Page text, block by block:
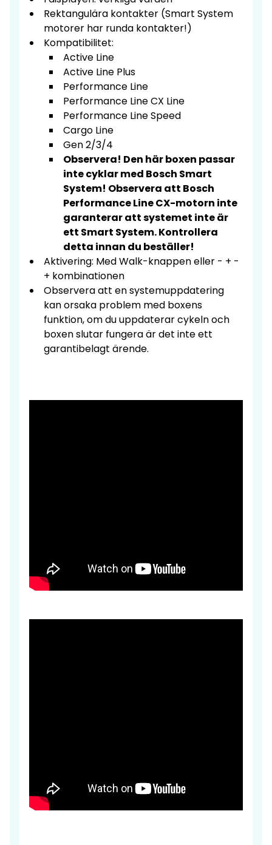
Rektangulära kontakter (Smart System
motorer har runda kontakter!)
Kompatibilitet:
Active Line
Active Line Plus
Performance Line
Performance Line CX Line
Performance Line Speed
Cargo Line
Gen 2/3/4
Observera! Den här boxen passar
inte cyklar med Bosch Smart
System! Observera att Bosch
Performance Line CX-motorn inte
garanterar att systemet inte är
ett Smart System. Kontrollera
detta innan du beställer!
Aktivering: Med Walk-knappen eller - + -
+ kombinationen
Observera att en systemuppdatering
kan orsaka problem med boxens
funktion, om du uppdaterar cykeln och
boxen slutar fungera är det inte ett
garantibelagt ärende.